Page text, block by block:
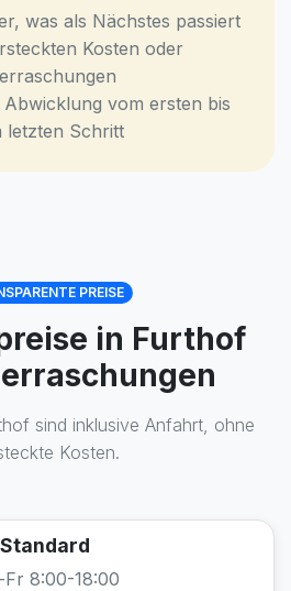
was als Nächstes passiert
Kosten oder
vom ersten bis
letzten Schritt
PREISE
in Furthof
sind inklusive Anfahrt, ohne
Kosten.
Standard
Fr 8:00-18:00